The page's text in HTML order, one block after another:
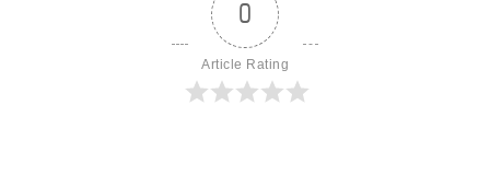
0
Article Rating